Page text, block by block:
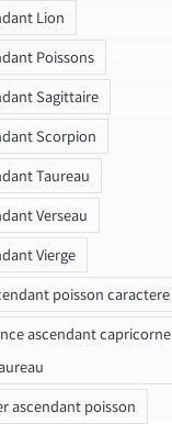
Lion
Poissons
Sagittaire
Scorpion
Taureau
Verseau
Vierge
poisson caractere
ascendant capricorne
ascendant poisson